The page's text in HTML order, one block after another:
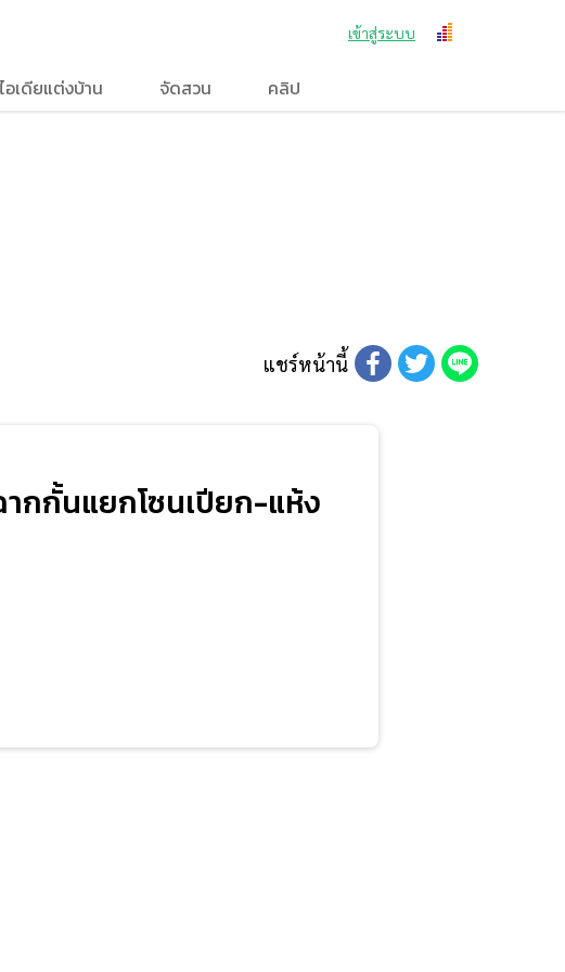
เข้าสู่ระบบ
ไอเดียแต่งบ้าน จัดสวน คลิป
แชร์หน้านี้
ากกั้นแยกโซนเปียก-แห้ง